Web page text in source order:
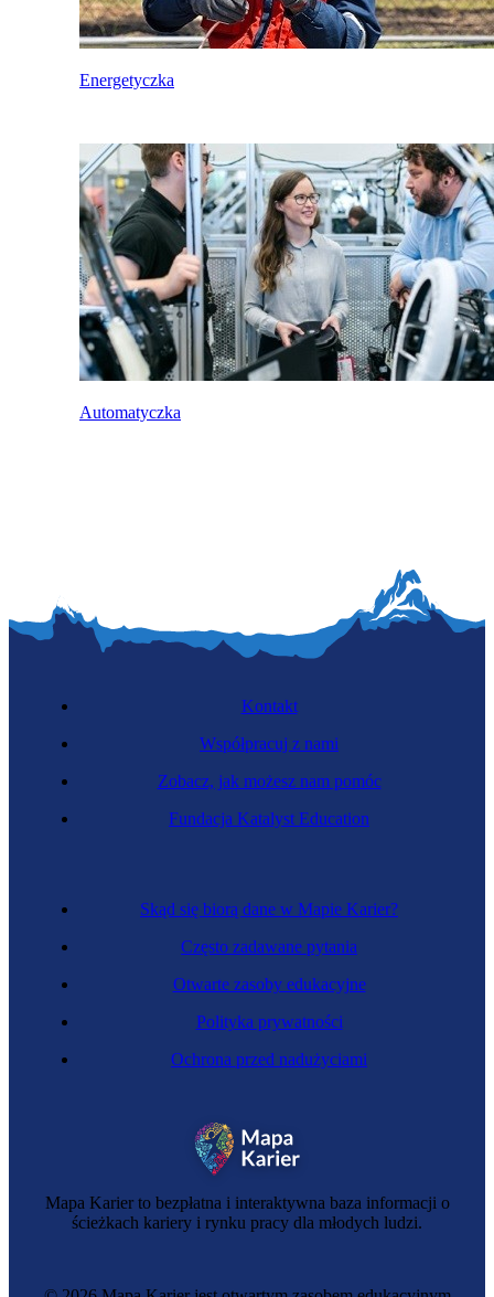
Energetyczka
Automatyczka
Mapa Karier to bezpłatna i interaktywna baza informacji o
ścieżkach kariery i rynku pracy dla młodych ludzi.
Skąd się biorą dane w Mapie Karier?
Często zadawane pytania
Otwarte zasoby edukacyjne
Polityka prywatności
Ochrona przed nadużyciami
Kontakt
Współpracuj z nami
Zobacz, jak możesz nam pomóc
Fundacja Katalyst Education